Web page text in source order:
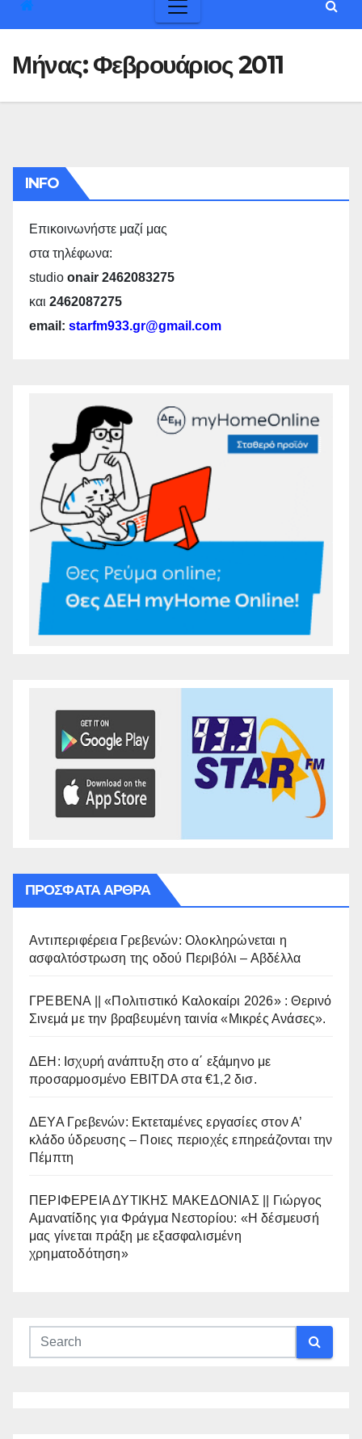
Μήνας:Φεβρουάριος 2011
INFO
Επικοινωνήστε μαζί μας
στα τηλέφωνα:
studio onair 2462083275
και 2462087275
email: starfm933.gr@gmail.com
ΠΡΌΣΦΑΤΑ ΆΡΘΡΑ
Αντιπεριφέρεια Γρεβενών: Ολοκληρώνεται η
ασφαλτόστρωση της οδού Περιβόλι – Αβδέλλα
ΓΡΕΒΕΝΑ || «Πολιτιστικό Καλοκαίρι 2026» : Θερινό
Σινεμά με την βραβευμένη ταινία «Μικρές Ανάσες».
ΔΕΗ: Ισχυρή ανάπτυξη στο α΄ εξάμηνο με
προσαρμοσμένο EBITDA στα €1,2 δισ.
ΔΕΥΑ Γρεβενών: Εκτεταμένες εργασίες στον Α’
κλάδο ύδρευσης – Ποιες περιοχές επηρεάζονται την
Πέμπτη
ΠΕΡΙΦΕΡΕΙΑ ΔΥΤΙΚΗΣ ΜΑΚΕΔΟΝΙΑΣ || Γιώργος
Αμανατίδης για Φράγμα Νεστορίου: «Η δέσμευσή
μας γίνεται πράξη με εξασφαλισμένη
χρηματοδότηση»